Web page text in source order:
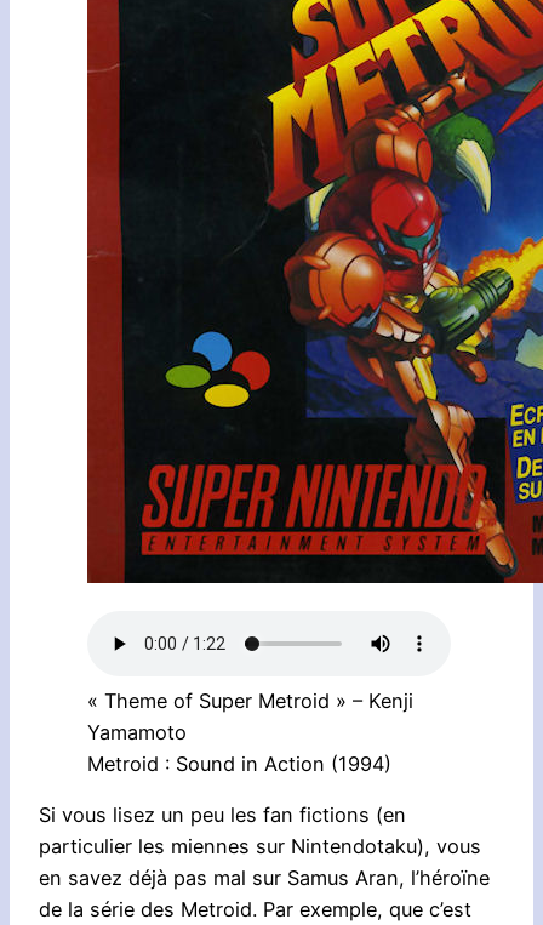
« Theme of Super Metroid » – Kenji
Yamamoto
Metroid : Sound in Action (1994)
Si vous lisez un peu les fan fictions (en
particulier les miennes sur Nintendotaku), vous
en savez déjà pas mal sur Samus Aran, l’héroïne
de la série des Metroid. Par exemple, que c’est